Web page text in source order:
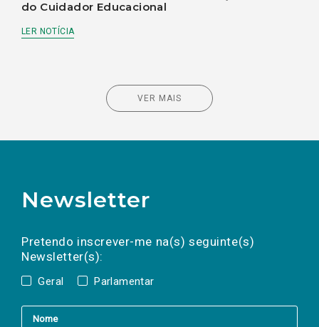
do Cuidador Educacional
LER NOTÍCIA
VER MAIS
Newsletter
Pretendo inscrever-me na(s) seguinte(s)
Newsletter(s):
Geral Parlamentar
a(s) newsletter(s).
mail